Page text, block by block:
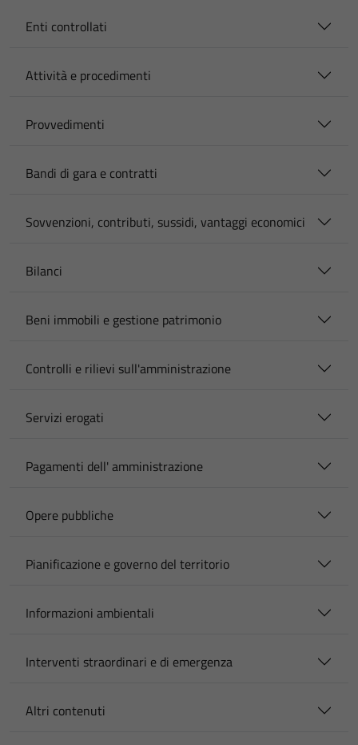
Enti controllati
Attività e procedimenti
Provvedimenti
Bandi di gara e contratti
Sovvenzioni, contributi, sussidi, vantaggi economici
Bilanci
Beni immobili e gestione patrimonio
Controlli e rilievi sull'amministrazione
Servizi erogati
Pagamenti dell' amministrazione
Opere pubbliche
Pianificazione e governo del territorio
Informazioni ambientali
Interventi straordinari e di emergenza
Altri contenuti